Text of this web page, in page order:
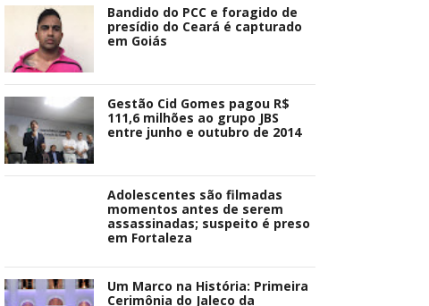
Bandido do PCC e foragido de
presídio do Ceará é capturado
em Goiás
Gestão Cid Gomes pagou R$
111,6 milhões ao grupo JBS
entre junho e outubro de 2014
Adolescentes são filmadas
momentos antes de serem
assassinadas; suspeito é preso
em Fortaleza
Um Marco na História: Primeira
Cerimônia do Jaleco da